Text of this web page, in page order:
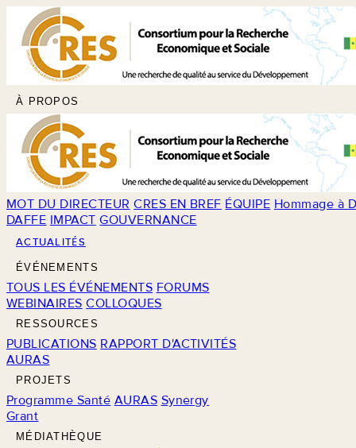
À PROPOS
MOT DU DIRECTEUR CRES EN BREF ÉQUIPE Hommage à
DAFFE IMPACT GOUVERNANCE
ACTUALITÉS
ÉVÉNEMENTS
TOUS LES ÉVÉNEMENTS FORUMS
WEBINAIRES COLLOQUES
RESSOURCES
PUBLICATIONS RAPPORT D'ACTIVITÉS
AURAS
PROJETS
Programme Santé AURAS Synergy
Grant
MÉDIATHÈQUE